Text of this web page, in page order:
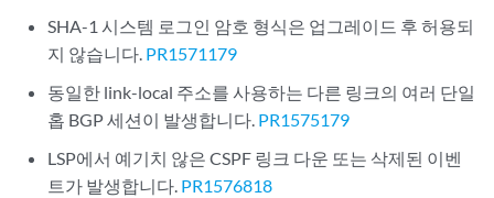
SHA-1 시스템 로그인 암호 형식은 업그레이드 후 허용되
지 않습니다. PR1571179
동일한 link-local 주소를 사용하는 다른 링크의 여러 단일
홉 BGP 세션이 발생합니다. PR1575179
LSP에서 예기치 않은 CSPF 링크 다운 또는 삭제된 이벤
트가 발생합니다. PR1576818